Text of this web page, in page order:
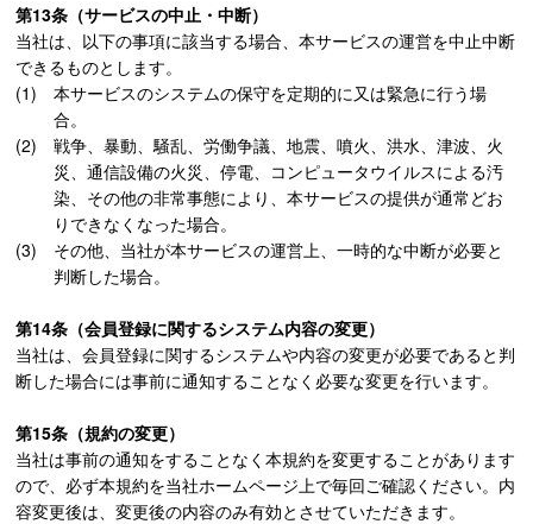
第13条（サービスの中止・中断）
当社は、以下の事項に該当する場合、本サービスの運営を中止中断
できるものとします。
本サービスのシステムの保守を定期的に又は緊急に行う場
合。
戦争、暴動、騒乱、労働争議、地震、噴火、洪水、津波、火
災、通信設備の火災、停電、コンピュータウイルスによる汚
染、その他の非常事態により、本サービスの提供が通常どお
りできなくなった場合。
その他、当社が本サービスの運営上、一時的な中断が必要と
判断した場合。
第14条（会員登録に関するシステム内容の変更）
当社は、会員登録に関するシステムや内容の変更が必要であると判
断した場合には事前に通知することなく必要な変更を行います。
第15条（規約の変更）
当社は事前の通知をすることなく本規約を変更することがあります
ので、必ず本規約を当社ホームページ上で毎回ご確認ください。内
容変更後は、変更後の内容のみ有効とさせていただきます。